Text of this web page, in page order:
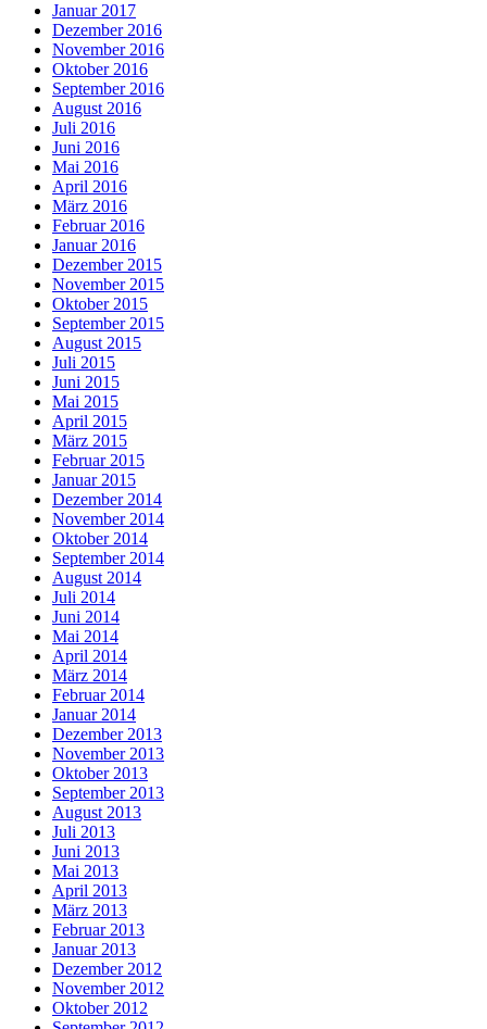
Januar 2017
Dezember 2016
November 2016
Oktober 2016
September 2016
August 2016
Juli 2016
Juni 2016
Mai 2016
April 2016
März 2016
Februar 2016
Januar 2016
Dezember 2015
November 2015
Oktober 2015
September 2015
August 2015
Juli 2015
Juni 2015
Mai 2015
April 2015
März 2015
Februar 2015
Januar 2015
Dezember 2014
November 2014
Oktober 2014
September 2014
August 2014
Juli 2014
Juni 2014
Mai 2014
April 2014
März 2014
Februar 2014
Januar 2014
Dezember 2013
November 2013
Oktober 2013
September 2013
August 2013
Juli 2013
Juni 2013
Mai 2013
April 2013
März 2013
Februar 2013
Januar 2013
Dezember 2012
November 2012
Oktober 2012